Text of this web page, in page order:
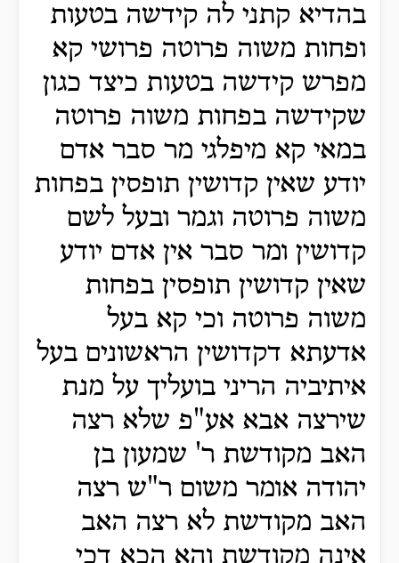
בהדיא קתני לה קידשה בטעות
ופחות משוה פרוטה פרושי קא
מפרש קידשה בטעות כיצד כגון
שקידשה בפחות משוה פרוטה
במאי קא מיפלגי מר סבר אדם
יודע שאין קדושין תופסין בפחות
משוה פרוטה וגמר ובעל לשם
קדושין ומר סבר אין אדם יודע
שאין קדושין תופסין בפחות
משוה פרוטה וכי קא בעל
אדעתא דקדושין הראשונים בעל
איתיביה הריני בועליך על מנת
שירצה אבא אע"פ שלא רצה
האב מקודשת ר' שמעון בן
יהודה אומר משום ר"ש רצה
האב מקודשת לא רצה האב
אינה מקודשת והא הכא דכי